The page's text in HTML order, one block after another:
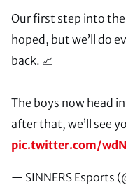
Our first step into the
hoped, but we’ll do
back. 📈
The boys now head
after that, we’ll see
pic.twitter.com/
— SINNERS Esports